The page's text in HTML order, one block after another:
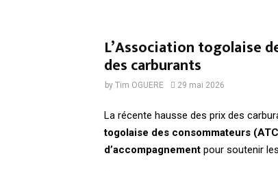
L’Association togolaise
des carburants
by Tim OGUERE 29 mai 2026
La récente hausse des prix des
togolaise des consommateurs
d’accompagnement pour soutenir